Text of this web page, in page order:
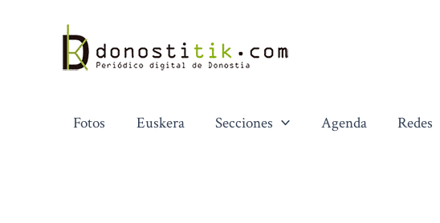
contenido
Fotos Euskera Secciones Agenda Redes